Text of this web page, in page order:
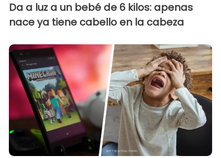
Da a luz a un bebé de 6 kilos: apenas
nace ya tiene cabello en la cabeza